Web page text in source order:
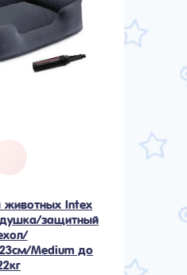
Intex
защитный
Medium до